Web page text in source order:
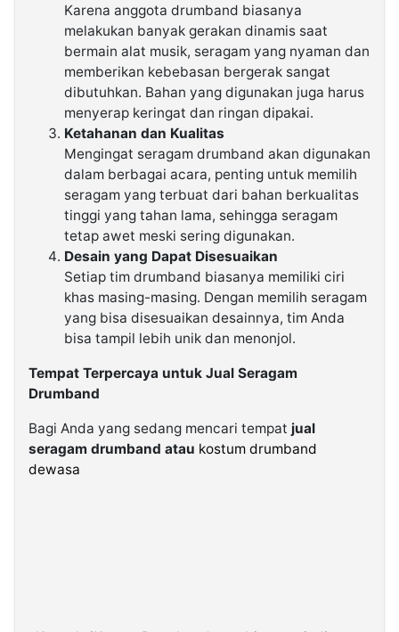
Karena anggota drumband biasanya
melakukan banyak gerakan dinamis saat
bermain alat musik, seragam yang nyaman dan
memberikan kebebasan bergerak sangat
dibutuhkan. Bahan yang digunakan juga harus
menyerap keringat dan ringan dipakai.
Ketahanan dan Kualitas
Mengingat seragam drumband akan digunakan
dalam berbagai acara, penting untuk memilih
seragam yang terbuat dari bahan berkualitas
tinggi yang tahan lama, sehingga seragam
tetap awet meski sering digunakan.
Desain yang Dapat Disesuaikan
Setiap tim drumband biasanya memiliki ciri
khas masing-masing. Dengan memilih seragam
yang bisa disesuaikan desainnya, tim Anda
bisa tampil lebih unik dan menonjol.
Tempat Terpercaya untuk Jual Seragam
Drumband
Bagi Anda yang sedang mencari tempat jual
seragam drumband atau kostum drumband
dewasa